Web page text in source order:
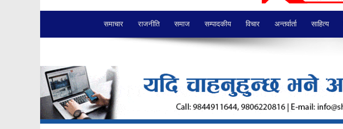
समाचार राजनीति समाज सम्पादकीय विचार अन्तर्वार्ता साहित्य